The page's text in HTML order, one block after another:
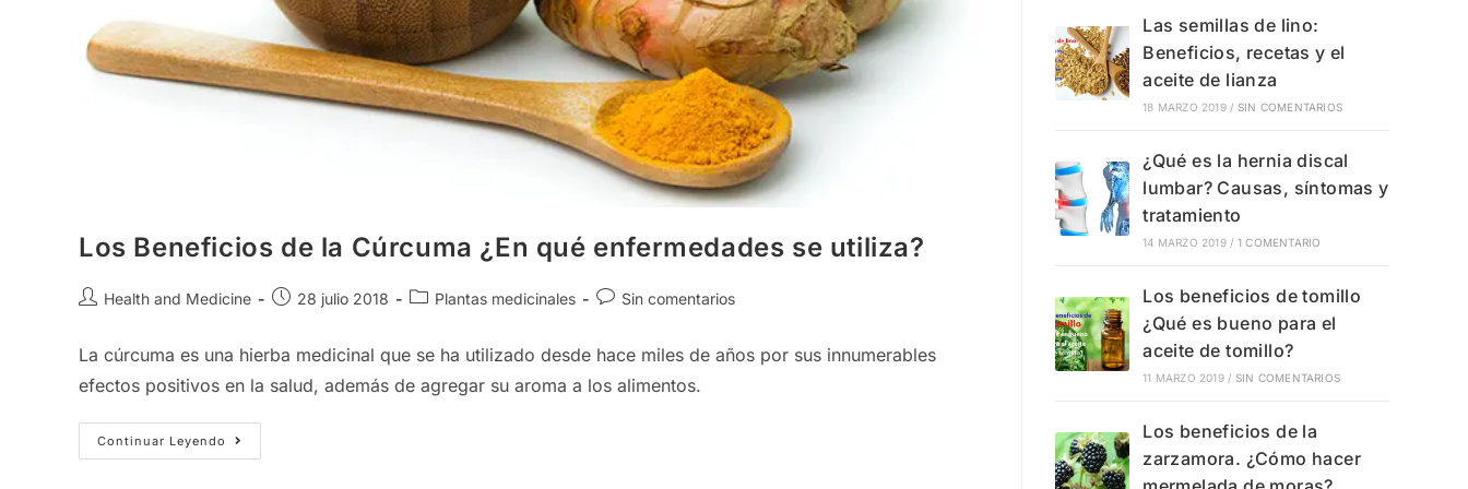
Los Beneficios de la Cúrcuma ¿En qué enfermedades se utiliza?
Autor
entrada:
Health and Medicine
Publicación
entrada:
28 julio 2018
Categoría
entrada:
Plantas medicinales
Comentarios
entrada:
Sin comentarios
La cúrcuma es una hierba medicinal que se ha utilizado desde hace miles de años por sus innumerables
efectos positivos en la salud, además de agregar su aroma a los alimentos.
Continuar Leyendo
Los
Beneficios
Las semillas de lino:
Beneficios, recetas y el
aceite de lianza
18 MARZO 2019 / SIN COMENTARIOS
¿Qué es la hernia discal
lumbar? Causas, síntomas y
tratamiento
14 MARZO 2019 / 1 COMENTARIO
Los beneficios de tomillo
¿Qué es bueno para el
aceite de tomillo?
11 MARZO 2019 / SIN COMENTARIOS
Los beneficios de la
zarzamora. ¿Cómo hacer